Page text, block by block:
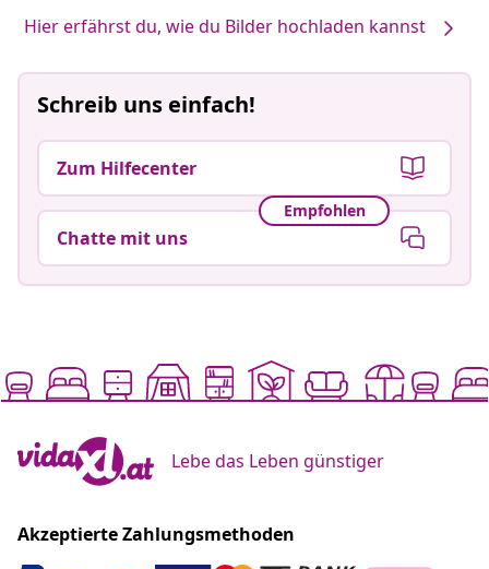
Hier erfährst du, wie du Bilder hochladen kannst
Schreib uns einfach!
Zum Hilfecenter
Empfohlen
Chatte mit uns
Lebe das Leben günstiger
Akzeptierte Zahlungsmethoden